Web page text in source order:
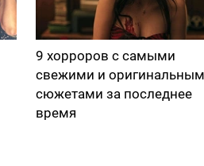
9 хорроров с самыми
свежими и
сюжетами за последнее
время